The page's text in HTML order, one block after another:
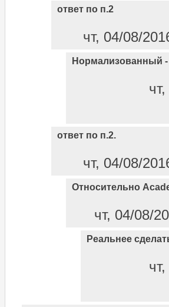
ответ по п.2
чт, 04/08/
Нормализованный
ответ по п.2.
чт, 04/08/
Относительно
чт, 04/08/
Реальнее